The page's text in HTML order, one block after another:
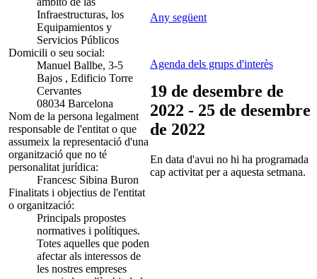
Infraestructuras, los
Equipamientos y
Servicios Públicos
Domicili o seu social:
Manuel Ballbe, 3-5
Bajos , Edificio Torre
Cervantes
08034 Barcelona
Nom de la persona legalment
responsable de l'entitat o que
assumeix la representació d'una
organització que no té
personalitat jurídica:
Francesc Sibina Buron
Finalitats i objectius de l'entitat
o organització:
Principals propostes
normatives i polítiques.
Totes aquelles que poden
afectar als interessos de
les nostres empreses
Any següent
Agenda dels grups d'interès
19 de desembre de
2022 - 25 de desembre
de 2022
En data d'avui no hi ha programada
cap activitat per a aquesta setmana.